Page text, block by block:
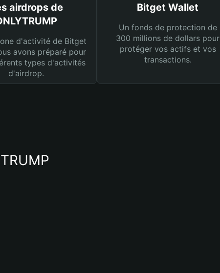
airdrops de
d'activité de Bitget
avons préparé pour
types d'activités
d'airdrop.
Bitget Wallet
Un fonds de protection de
300 millions de dollars pour
protéger vos actifs et vos
transactions.